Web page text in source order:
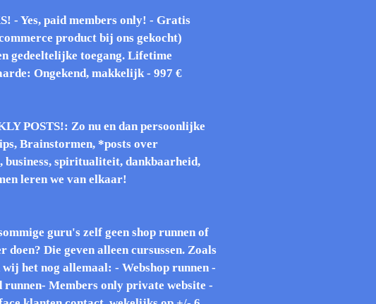
- Yes, paid members only! - Gratis
product bij ons gekocht)
gedeeltelijke toegang. Lifetime
Ongekend, makkelijk - 997 €
POSTS!: Zo nu en dan persoonlijke
Brainstormen, *posts over
business, spiritualiteit, dankbaarheid,
leren we van elkaar!
guru's zelf geen shop runnen of
doen? Die geven alleen cursussen. Zoals
wij het nog allemaal: - Webshop runnen -
Members only private website -